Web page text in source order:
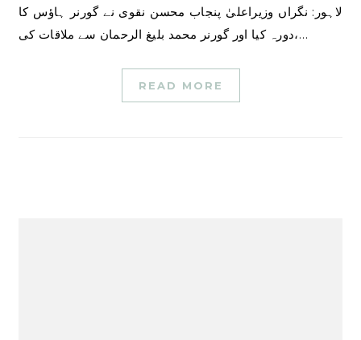
لاہور: نگراں وزیراعلیٰ پنجاب محسن نقوی نے گورنر ہاؤس کا
دورہ کیا اور گورنر محمد بلیغ الرحمان سے ملاقات کی،…
READ MORE